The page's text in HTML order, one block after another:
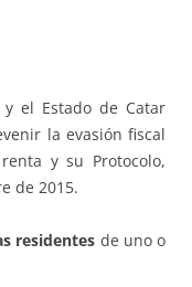
el Estado de Catar
la evasión fiscal
y su Protocolo,
de 2015.
residentes de uno o